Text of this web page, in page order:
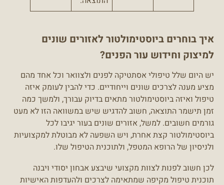
איך בוחרים ביוסטימולטור לאזורים שונים
למיצוק וחידוש עור הפנים?
יש היום שלל טיפולי אסתטיקה לפנים ולצוואר וכל אחד מהם
מציע מענה לצרכים שונים וייחודיים. כדי להבין לעומק איזה
טיפול ואיזה ביוסטימולטור מתאים בדיוק עבורך, ולמשך כמה
זמן תישמר התוצאה, חשוב להדגיש שיש במשוואה הזו לא מעט
גורמים חשובים. למשל, אזורים שונים בעור יגיבו לכל
ביוסטימולטור קצת אחרת, ויש השפעה לא מבוטלת למקצועיות
ולניסיון של הרופא המטפל, ולתוכנית הטיפול שלו.
לכן חשוב לפנות לצוות מקצועי שיבצע אבחון יסודי ויבנה
תוכנית טיפול מקיפה שמתאימה לצרכים ולהעדפות האישיות